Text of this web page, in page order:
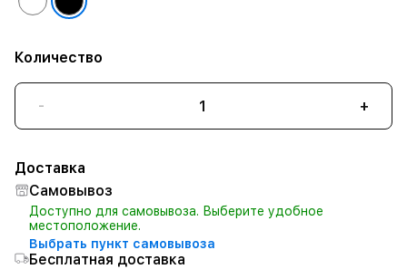
Количество
- +
Доставка
Самовывоз
Доступно для самовывоза. Выберите удобное
местоположение.
Выбрать пункт самовывоза
Бесплатная доставка